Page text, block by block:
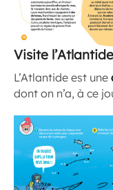
Visite
L’Atlantide est une
dont on n’a, à ce